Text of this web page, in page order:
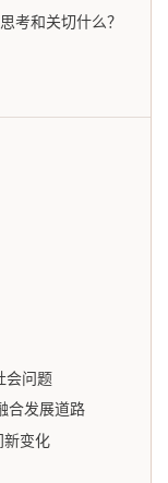
考和关切什么？
会问题
合发展道路
新变化